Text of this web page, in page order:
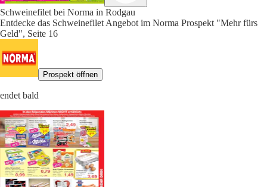
Schweinefilet bei Norma in Rodgau
Entdecke das Schweinefilet Angebot im Norma Prospekt "Mehr fürs
Geld", Seite 16
Prospekt öffnen
endet bald